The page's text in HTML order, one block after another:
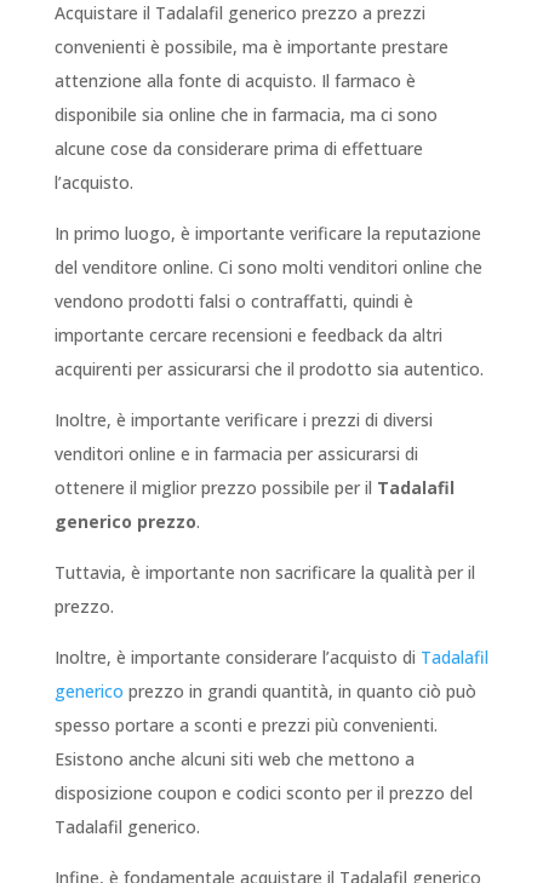
Acquistare il Tadalafil generico prezzo a prezzi
convenienti è possibile, ma è importante prestare
attenzione alla fonte di acquisto. Il farmaco è
disponibile sia online che in farmacia, ma ci sono
alcune cose da considerare prima di effettuare
l’acquisto.
In primo luogo, è importante verificare la reputazione
del venditore online. Ci sono molti venditori online che
vendono prodotti falsi o contraffatti, quindi è
importante cercare recensioni e feedback da altri
acquirenti per assicurarsi che il prodotto sia autentico.
Inoltre, è importante verificare i prezzi di diversi
venditori online e in farmacia per assicurarsi di
ottenere il miglior prezzo possibile per il Tadalafil
generico prezzo.
Tuttavia, è importante non sacrificare la qualità per il
prezzo.
Inoltre, è importante considerare l’acquisto di Tadalafil
generico prezzo in grandi quantità, in quanto ciò può
spesso portare a sconti e prezzi più convenienti.
Esistono anche alcuni siti web che mettono a
disposizione coupon e codici sconto per il prezzo del
Tadalafil generico.
Infine, è fondamentale acquistare il Tadalafil generico